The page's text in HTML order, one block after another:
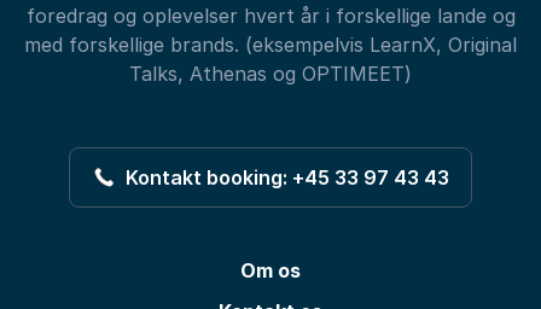
foredrag og oplevelser hvert år i forskellige lande og
med forskellige brands. (eksempelvis LearnX, Original
Talks, Athenas og OPTIMEET)
Kontakt booking: +45 33 97 43 43
Om os